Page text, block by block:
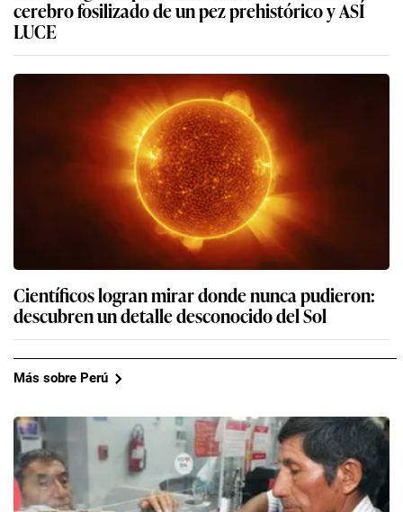
cerebro fosilizado de un pez prehistórico y ASÍ
LUCE
Científicos logran mirar donde nunca pudieron:
descubren un detalle desconocido del Sol
Más sobre Perú